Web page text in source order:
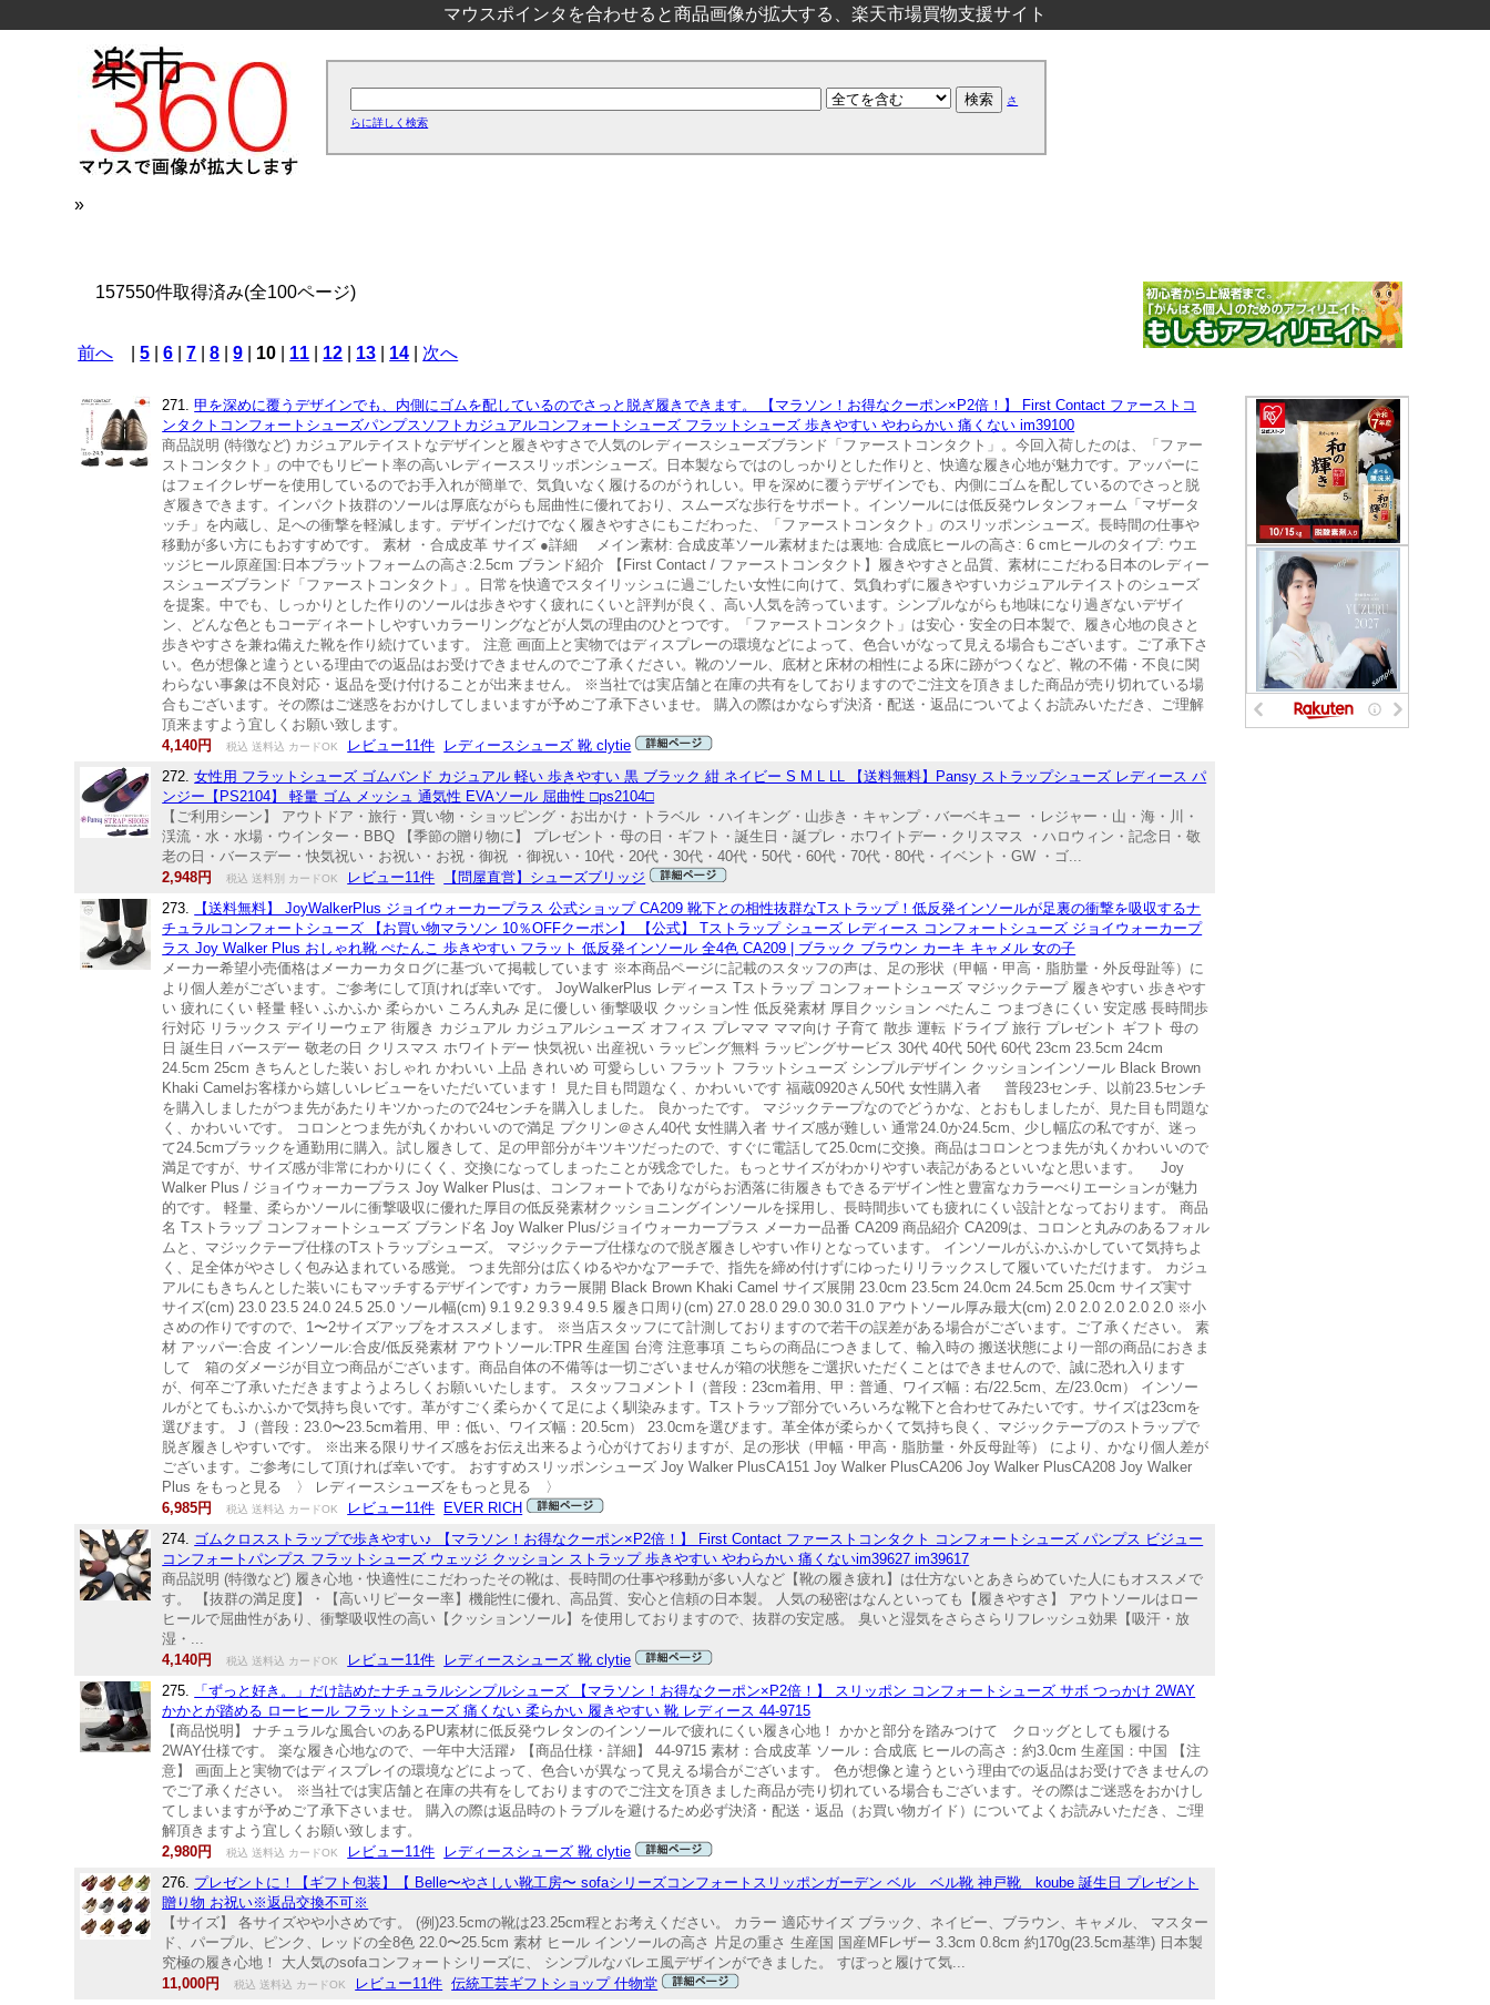
マウスポインタを合わせると商品画像が拡大する、楽天市場買物支援サイト
さ
らに詳しく検索
»
157550件取得済み(全100ページ)
前へ |5 |6 |7 |8 |9 10 11 12 13 14 次へ
271.甲を深めに覆うデザインでも、内側にゴムを配しているのでさっと脱ぎ履きできます。 【マラソン！お得なクーポン×P2倍！】 First Contact ファーストコ
ンタクトコンフォートシューズパンプスソフトカジュアルコンフォートシューズ フラットシューズ 歩きやすい やわらかい 痛くない im39100
商品説明 (特徴など) カジュアルテイストなデザインと履きやすさで人気のレディースシューズブランド「ファーストコンタクト」。今回入荷したのは、「ファー
ストコンタクト」の中でもリピート率の高いレディーススリッポンシューズ。日本製ならではのしっかりとした作りと、快適な履き心地が魅力です。アッパーに
はフェイクレザーを使用しているのでお手入れが簡単で、気負いなく履けるのがうれしい。甲を深めに覆うデザインでも、内側にゴムを配しているのでさっと脱
ぎ履きできます。インパクト抜群のソールは厚底ながらも屈曲性に優れており、スムーズな歩行をサポート。インソールには低反発ウレタンフォーム「マザータ
ッチ」を内蔵し、足への衝撃を軽減します。デザインだけでなく履きやすさにもこだわった、「ファーストコンタクト」のスリッポンシューズ。長時間の仕事や
移動が多い方にもおすすめです。 素材 ・合成皮革 サイズ ●詳細 メイン素材: 合成皮革ソール素材または裏地: 合成底ヒールの高さ: 6 cmヒールのタイプ: ウエ
ッジヒール原産国:日本プラットフォームの高さ:2.5cm ブランド紹介 【First Contact / ファーストコンタクト】履きやすさと品質、素材にこだわる日本のレディー
スシューズブランド「ファーストコンタクト」。日常を快適でスタイリッシュに過ごしたい女性に向けて、気負わずに履きやすいカジュアルテイストのシューズ
を提案。中でも、しっかりとした作りのソールは歩きやすく疲れにくいと評判が良く、高い人気を誇っています。シンプルながらも地味になり過ぎないデザイ
ン、どんな色ともコーディネートしやすいカラーリングなどが人気の理由のひとつです。「ファーストコンタクト」は安心・安全の日本製で、履き心地の良さと
歩きやすさを兼ね備えた靴を作り続けています。 注意 画面上と実物ではディスプレーの環境などによって、色合いがなって見える場合もございます。ご了承下さ
い。色が想像と違うといる理由での返品はお受けできませんのでご了承ください。靴のソール、底材と床材の相性による床に跡がつくなど、靴の不備・不良に関
わらない事象は不良対応・返品を受け付けることが出来ません。 ※当社では実店舗と在庫の共有をしておりますのでご注文を頂きました商品が売り切れている場
合もございます。その際はご迷惑をおかけしてしまいますが予めご了承下さいませ。 購入の際はかならず決済・配送・返品についてよくお読みいただき、ご理解
頂来ますよう宜しくお願い致します。
4,140円
税込 送料込 カードOK レビュー11件
レディースシューズ 靴 clytie
272.女性用 フラットシューズ ゴムバンド カジュアル 軽い 歩きやすい 黒 ブラック 紺 ネイビー S M L LL 【送料無料】Pansy ストラップシューズ レディース パ
ンジー【PS2104】 軽量 ゴム メッシュ 通気性 EVAソール 屈曲性 □ps2104□
【ご利用シーン】 アウトドア・旅行・買い物・ショッピング・お出かけ・トラベル ・ハイキング・山歩き・キャンプ・バーベキュー ・レジャー・山・海・川・
渓流・水・水場・ウインター・BBQ 【季節の贈り物に】 プレゼント・母の日・ギフト・誕生日・誕プレ・ホワイトデー・クリスマス ・ハロウィン・記念日・敬
老の日・バースデー・快気祝い・お祝い・お祝・御祝 ・御祝い・10代・20代・30代・40代・50代・60代・70代・80代・イベント・GW ・ゴ...
2,948円
税込 送料別 カードOK レビュー11件
【問屋直営】シューズブリッジ
273.
【送料無料】 JoyWalkerPlus ジョイウォーカープラス 公式ショップ CA209 靴下との相性抜群なTストラップ！低反発インソールが足裏の衝撃を吸収するナ
チュラルコンフォートシューズ 【お買い物マラソン 10％OFFクーポン】 【公式】 Tストラップ シューズ レディース コンフォートシューズ ジョイウォーカープ
ラス Joy Walker Plus おしゃれ靴 ぺたんこ 歩きやすい フラット 低反発インソール 全4色 CA209 | ブラック ブラウン カーキ キャメル 女の子
メーカー希望小売価格はメーカーカタログに基づいて掲載しています ※本商品ページに記載のスタッフの声は、足の形状（甲幅・甲高・脂肪量・外反母趾等）に
より個人差がございます。ご参考にして頂ければ幸いです。 JoyWalkerPlus レディース Tストラップ コンフォートシューズ マジックテープ 履きやすい 歩きやす
い 疲れにくい 軽量 軽い ふかふか 柔らかい ころん丸み 足に優しい 衝撃吸収 クッション性 低反発素材 厚目クッション ぺたんこ つまづきにくい 安定感 長時間歩
行対応 リラックス デイリーウェア 街履き カジュアル カジュアルシューズ オフィス プレママ ママ向け 子育て 散歩 運転 ドライブ 旅行 プレゼント ギフト 母の
日 誕生日 バースデー 敬老の日 クリスマス ホワイトデー 快気祝い 出産祝い ラッピング無料 ラッピングサービス 30代 40代 50代 60代 23cm 23.5cm 24cm
24.5cm 25cm きちんとした装い おしゃれ かわいい 上品 きれいめ 可愛らしい フラット フラットシューズ シンプルデザイン クッションインソール Black Brown
Khaki Camelお客様から嬉しいレビューをいただいています！ 見た目も問題なく、かわいいです 福蔵0920さん50代 女性購入者 普段23センチ、以前23.5センチ
を購入しましたがつま先があたりキツかったので24センチを購入しました。 良かったです。 マジックテープなのでどうかな、とおもしましたが、見た目も問題な
く、かわいいです。 コロンとつま先が丸くかわいいので満足 プクリン＠さん40代 女性購入者 サイズ感が難しい 通常24.0か24.5cm、少し幅広の私ですが、迷っ
て24.5cmブラックを通勤用に購入。試し履きして、足の甲部分がキツキツだったので、すぐに電話して25.0cmに交換。商品はコロンとつま先が丸くかわいいので
満足ですが、サイズ感が非常にわかりにくく、交換になってしまったことが残念でした。もっとサイズがわかりやすい表記があるといいなと思います。 Joy
Walker Plus / ジョイウォーカープラス Joy Walker Plusは、コンフォートでありながらお洒落に街履きもできるデザイン性と豊富なカラーべりエーションが魅力
的です。 軽量、柔らかソールに衝撃吸収に優れた厚目の低反発素材クッショニングインソールを採用し、長時間歩いても疲れにくい設計となっております。 商品
名 Tストラップ コンフォートシューズ ブランド名 Joy Walker Plus/ジョイウォーカープラス メーカー品番 CA209 商品紹介 CA209は、コロンと丸みのあるフォル
ムと、マジックテープ仕様のTストラップシューズ。 マジックテープ仕様なので脱ぎ履きしやすい作りとなっています。 インソールがふかふかしていて気持ちよ
く、足全体がやさしく包み込まれている感覚。 つま先部分は広くゆるやかなアーチで、指先を締め付けずにゆったりリラックスして履いていただけます。 カジュ
アルにもきちんとした装いにもマッチするデザインです♪ カラー展開 Black Brown Khaki Camel サイズ展開 23.0cm 23.5cm 24.0cm 24.5cm 25.0cm サイズ実寸
サイズ(cm) 23.0 23.5 24.0 24.5 25.0 ソール幅(cm) 9.1 9.2 9.3 9.4 9.5 履き口周り(cm) 27.0 28.0 29.0 30.0 31.0 アウトソール厚み最大(cm) 2.0 2.0 2.0 2.0 2.0 ※小
さめの作りですので、1〜2サイズアップをオススメします。 ※当店スタッフにて計測しておりますので若干の誤差がある場合がございます。ご了承ください。 素
材 アッパー:合皮 インソール:合皮/低反発素材 アウトソール:TPR 生産国 台湾 注意事項 こちらの商品につきまして、輸入時の 搬送状態により一部の商品におきま
して 箱のダメージが目立つ商品がございます。商品自体の不備等は一切ございませんが箱の状態をご選択いただくことはできませんので、誠に恐れ入ります
が、何卒ご了承いただきますようよろしくお願いいたします。 スタッフコメント I（普段：23cm着用、甲：普通、ワイズ幅：右/22.5cm、左/23.0cm） インソー
ルがとてもふかふかで気持ち良いです。革がすごく柔らかくて足によく馴染みます。Tストラップ部分でいろいろな靴下と合わせてみたいです。サイズは23cmを
選びます。 J（普段：23.0〜23.5cm着用、甲：低い、ワイズ幅：20.5cm） 23.0cmを選びます。革全体が柔らかくて気持ち良く、マジックテープのストラップで
脱ぎ履きしやすいです。 ※出来る限りサイズ感をお伝え出来るよう心がけておりますが、足の形状（甲幅・甲高・脂肪量・外反母趾等） により、かなり個人差が
ございます。ご参考にして頂ければ幸いです。 おすすめスリッポンシューズ Joy Walker PlusCA151 Joy Walker PlusCA206 Joy Walker PlusCA208 Joy Walker
Plus をもっと見る 〉 レディースシューズをもっと見る 〉
6,985円
税込 送料込 カードOK レビュー11件
EVER RICH
274. ゴムクロスストラップで歩きやすい♪ 【マラソン！お得なクーポン×P2倍！】 First Contact ファーストコンタクト コンフォートシューズ パンプス ビジュー
コンフォートパンプス フラットシューズ ウェッジ クッション ストラップ 歩きやすい やわらかい 痛くないim39627 im39617
商品説明 (特徴など) 履き心地・快適性にこだわったその靴は、長時間の仕事や移動が多い人など【靴の履き疲れ】は仕方ないとあきらめていた人にもオススメで
す。 【抜群の満足度】・【高いリピーター率】機能性に優れ、高品質、安心と信頼の日本製。 人気の秘密はなんといっても【履きやすさ】 アウトソールはロー
ヒールで屈曲性があり、衝撃吸収性の高い【クッションソール】を使用しておりますので、抜群の安定感。 臭いと湿気をさらさらリフレッシュ効果【吸汗・放
湿・...
4,140円
税込 送料込 カードOK レビュー11件
レディースシューズ 靴 clytie
275.
「ずっと好き。」だけ詰めたナチュラルシンプルシューズ 【マラソン！お得なクーポン×P2倍！】 スリッポン コンフォートシューズ サボ つっかけ 2WAY
かかとが踏める ローヒール フラットシューズ 痛くない 柔らかい 履きやすい 靴 レディース 44-9715
【商品悦明】 ナチュラルな風合いのあるPU素材に低反発ウレタンのインソールで疲れにくい履き心地！ かかと部分を踏みつけて クロッグとしても履ける
2WAY仕様です。 楽な履き心地なので、一年中大活躍♪ 【商品仕様・詳細】 44-9715 素材：合成皮革 ソール：合成底 ヒールの高さ：約3.0cm 生産国：中国 【注
意】 画面上と実物ではディスプレイの環境などによって、色合いが異なって見える場合がございます。 色が想像と違うという理由での返品はお受けできませんの
でご了承ください。 ※当社では実店舗と在庫の共有をしておりますのでご注文を頂きました商品が売り切れている場合もございます。その際はご迷惑をおかけし
てしまいますが予めご了承下さいませ。 購入の際は返品時のトラブルを避けるため必ず決済・配送・返品（お買い物ガイド）についてよくお読みいただき、ご理
解頂きますよう宜しくお願い致します。
2,980円
税込 送料込 カードOK レビュー11件
レディースシューズ 靴 clytie
276. プレゼントに！【ギフト包装】【 Belle〜やさしい靴工房〜 sofaシリーズコンフォートスリッポンガーデン ベル ベル靴 神戸靴 koube 誕生日 プレゼント
贈り物 お祝い※返品交換不可※
【サイズ】 各サイズやや小さめです。 (例)23.5cmの靴は23.25cm程とお考えください。 カラー 適応サイズ ブラック、ネイビー、ブラウン、キャメル、 マスター
ド、パープル、ピンク、レッドの全8色 22.0〜25.5cm 素材 ヒール インソールの高さ 片足の重さ 生産国 国産MFレザー 3.3cm 0.8cm 約170g(23.5cm基準) 日本製
究極の履き心地！ 大人気のsofaコンフォートシリーズに、 シンプルなバレエ風デザインができました。 すぽっと履けて気...
11,000円
税込 送料込 カードOK レビュー11件 伝統工芸ギフトショップ 什物堂